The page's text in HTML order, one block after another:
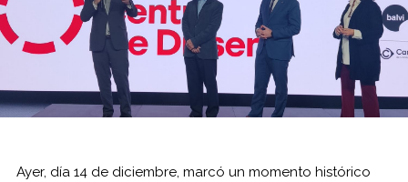
Ayer, día 14 de diciembre, marcó un momento histórico